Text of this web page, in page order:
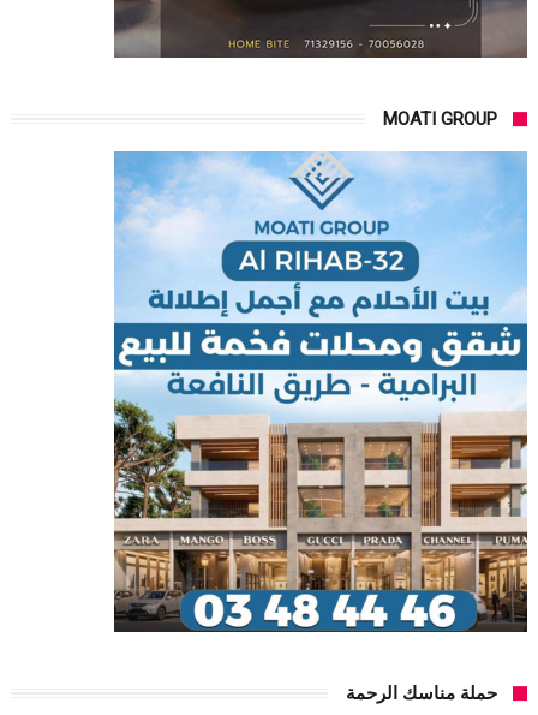
MOATI GROUP
حملة مناسك الرحمة